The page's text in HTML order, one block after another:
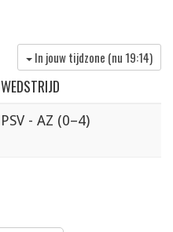
In jouw tijdzone (nu 19:14)
WEDSTRIJD
PSV - AZ (0–4)